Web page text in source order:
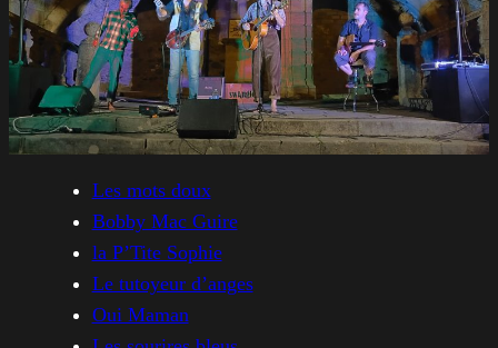
Les mots doux
Bobby Mac Guire
la P’Tite Sophie
Le tutoyeur d’anges
Oui Maman